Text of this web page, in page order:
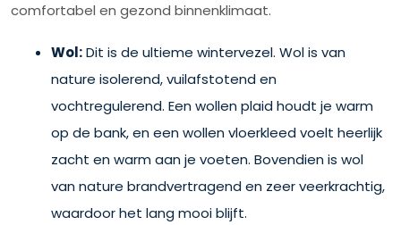
comfortabel en gezond binnenklimaat.
Wol:Dit is de ultieme wintervezel. Wol is van
nature isolerend, vuilafstotend en
vochtregulerend. Een wollen plaid houdt je warm
op de bank, en een wollen vloerkleed voelt heerlijk
zacht en warm aan je voeten. Bovendien is wol
van nature brandvertragend en zeer veerkrachtig,
waardoor het lang mooi blijft.